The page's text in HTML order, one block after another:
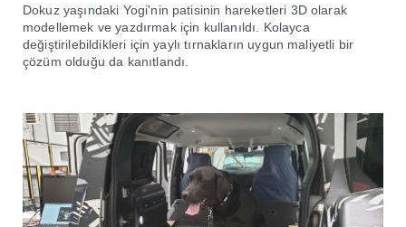
Dokuz yaşındaki Yogi'nin patisinin hareketleri 3D olarak
modellemek ve yazdırmak için kullanıldı. Kolayca
değiştirilebildikleri için yaylı tırnakların uygun maliyetli bir
çözüm olduğu da kanıtlandı.